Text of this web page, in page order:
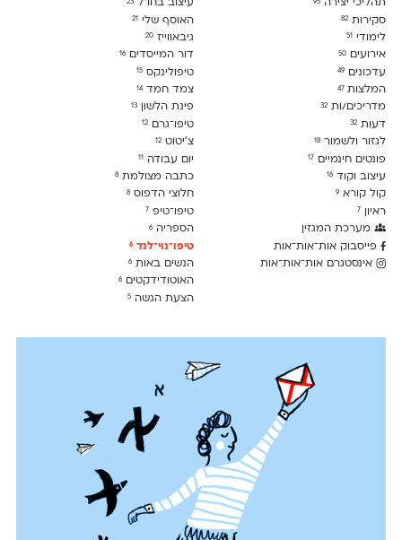
תהליכי יצירה
סקירות 82
לימודִי 51
אירועים 50
עדכונים 49
המלצות47
מדריכים/ות 32
דעות 32
לגזור ולשמור 18
פונטים חינמיים 17
עיצוב וקוד 16
קול קורא 9
ראיון 7
מערכת המגזין
פייסבוק אות־אות־אות
אינסטגרם אות־אות־אות
עיצוב בחו"ל
האוסף שלי21
גיבאווייז20
דור המייסדים16
טיפולינקס15
צמד חמד14
פינת הלשון13
טיפו־גרם12
צ׳יטוט12
יום עבודה11
כתבה מצולמת8
חלוצי הדפוס8
טיפו־טיפ7
הספריה6
טיפו־נוי־לנד6
הנשים באות6
האוטודידקטים6
הצעת הגשה5